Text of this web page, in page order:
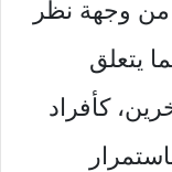
من وجهة نظر
يتعلق
كأفراد